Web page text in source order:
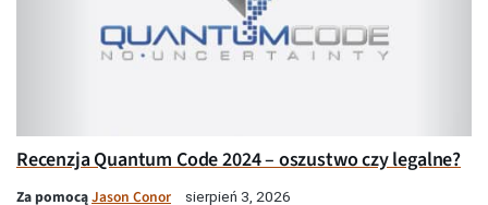
Recenzja Quantum Code 2024 – oszustwo czy legalne?
Za pomocąJason Conor sierpień 3, 2026